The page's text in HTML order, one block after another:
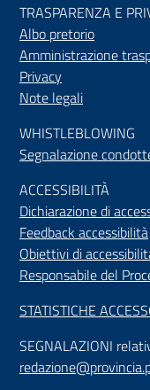
TRASPARENZA E
Albo pretorio
Amministrazione
Privacy
Note legali
WHISTLEBLOWING
Segnalazione
ACCESSIBILITÀ
Dichiarazione di
Feedback accessibilità
Obiettivi di
Responsabile del
STATISTICHE
SEGNALAZIONI